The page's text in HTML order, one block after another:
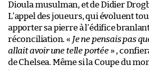
Dioula musulman, et de Didier
L’appel des joueurs, qui évoluent
apporter sa pierre à l’édifice
réconciliation. « Je ne pensais pas
allait avoir une telle portée» ,
de Chelsea. Même si la Coupe du